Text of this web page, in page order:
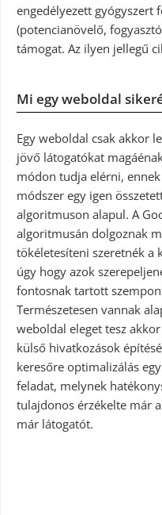
engedélyezett gyógyszert
(potencianövelő,
támogat. Az ilyen jellegű
Mi egy weboldal
Egy weboldal csak akkor
jövő látogatókat
módon tudja elérni,
módszer egy igen
algoritmuson alapul. A
algoritmusán dolgoznak
tökéletesíteni szeretnék a
úgy hogy azok
fontosnak tartott
Természetesen vannak
weboldal eleget tesz
külső hivatkozások
keresőre optimalizálás
feladat, melynek
tulajdonos érzékelte már
már látogatót.